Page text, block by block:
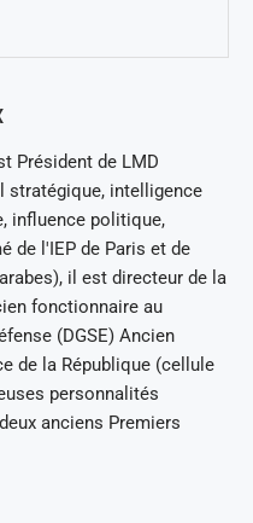
Président de LMD
stratégique, intelligence
influence politique,
de l'IEP de Paris et de
il est directeur de la
fonctionnaire au
(DGSE) Ancien
de la République (cellule
personnalités
anciens Premiers